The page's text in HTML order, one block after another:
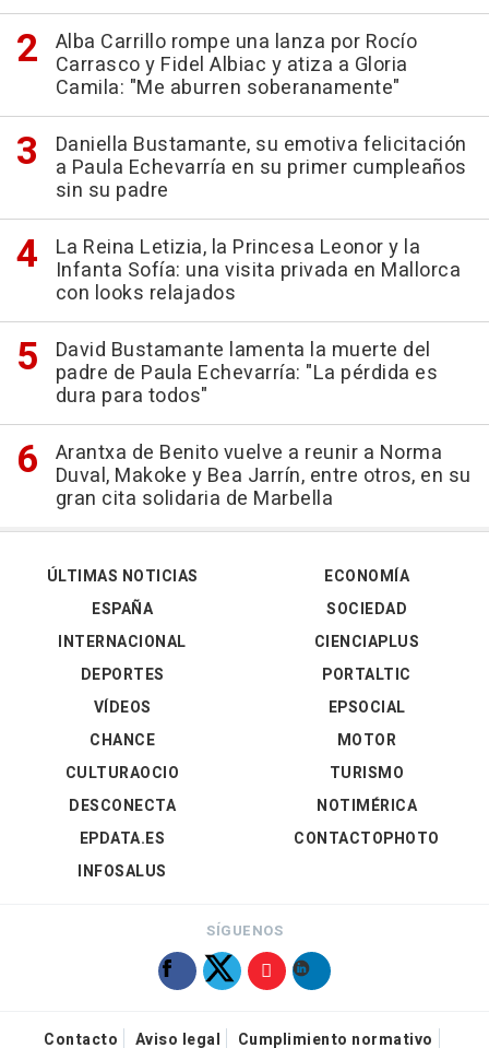
Alba Carrillo rompe una lanza por Rocío
Carrasco y Fidel Albiac y atiza a Gloria
Camila: "Me aburren soberanamente"
Daniella Bustamante, su emotiva felicitación
a Paula Echevarría en su primer cumpleaños
sin su padre
La Reina Letizia, la Princesa Leonor y la
Infanta Sofía: una visita privada en Mallorca
con looks relajados
David Bustamante lamenta la muerte del
padre de Paula Echevarría: "La pérdida es
dura para todos"
Arantxa de Benito vuelve a reunir a Norma
Duval, Makoke y Bea Jarrín, entre otros, en su
gran cita solidaria de Marbella
ÚLTIMAS NOTICIAS
ESPAÑA
INTERNACIONAL
DEPORTES
VÍDEOS
ECONOMÍA
SOCIEDAD
CIENCIAPLUS
PORTALTIC
EPSOCIAL
CHANCE
CULTURAOCIO
DESCONECTA
EPDATA.ES
INFOSALUS
MOTOR
TURISMO
NOTIMÉRICA
CONTACTOPHOTO
SÍGUENOS
Contacto Aviso legal Cumplimiento normativo